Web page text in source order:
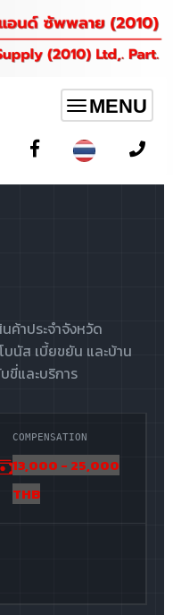
Toggle
navigation
MENU
าประจำจังหวัด
นัส เบี้ยขยัน และบ้าน
ขี่และบริการ
COMPENSATION
13,000 - 25,000
THB